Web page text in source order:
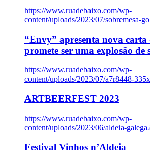
https://www.ruadebaixo.com/wp-
content/uploads/2023/07/sobremesa-
“Envy” apresenta nova carta
promete ser uma explosão de
https://www.ruadebaixo.com/wp-
content/uploads/2023/07/a7r8448-
ARTBEERFEST 2023
https://www.ruadebaixo.com/wp-
content/uploads/2023/06/aldeia-
Festival Vinhos n’Aldeia